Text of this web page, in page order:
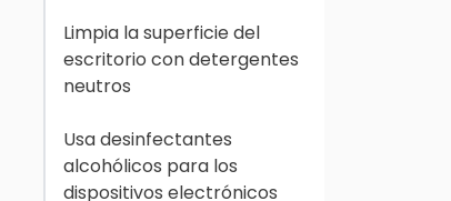
Limpia la superficie del
escritorio con detergentes
neutros
Usa desinfectantes
alcohólicos para los
dispositivos electrónicos